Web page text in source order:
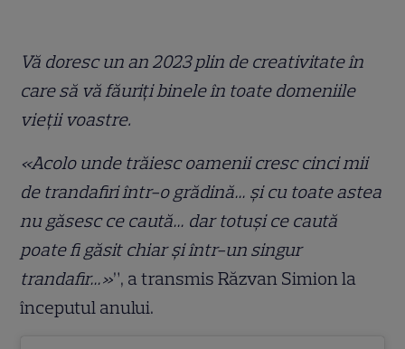
Vă doresc un an 2023 plin de creativitate în
care să vă făuriți binele în toate domeniile
vieții voastre.
«Acolo unde trăiesc oamenii cresc cinci mii
de trandafiri într-o grădină… și cu toate astea
nu găsesc ce caută… dar totuși ce caută
poate fi găsit chiar și într-un singur
trandafir…»”, a transmis Răzvan Simion la
începutul anului.